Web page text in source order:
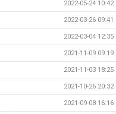
2022-05-24 10:42
2022-03-26 09:41
2022-03-04 12:35
2021-11-09 09:19
2021-11-03 18:25
2021-10-26 20:32
2021-09-08 16:16